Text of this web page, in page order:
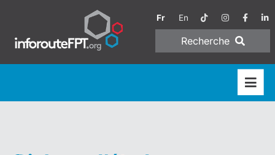
Fr En
Recherche